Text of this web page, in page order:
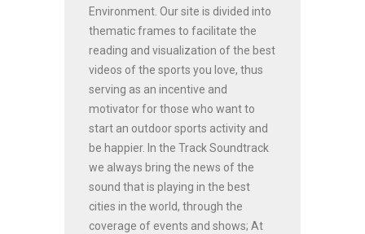
Environment. Our site is divided into
thematic frames to facilitate the
reading and visualization of the best
videos of the sports you love, thus
serving as an incentive and
motivator for those who want to
start an outdoor sports activity and
be happier. In the Track Soundtrack
we always bring the news of the
sound that is playing in the best
cities in the world, through the
coverage of events and shows; At